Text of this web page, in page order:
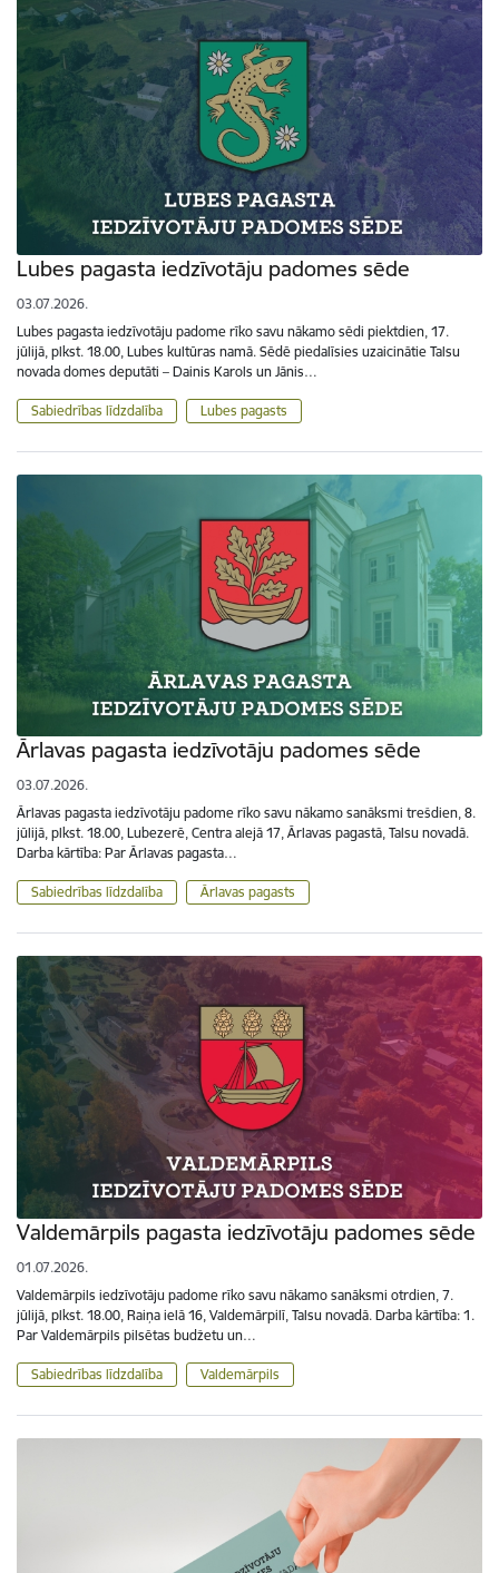
Lubes pagasta iedzīvotāju padomes sēde
03.07.2026.
Lubes pagasta iedzīvotāju padome rīko savu nākamo sēdi piektdien, 17.
jūlijā, plkst. 18.00, Lubes kultūras namā. Sēdē piedalīsies uzaicinātie Talsu
novada domes deputāti – Dainis Karols un Jānis…
Sabiedrības līdzdalība Lubes pagasts
Ārlavas pagasta iedzīvotāju padomes sēde
03.07.2026.
Ārlavas pagasta iedzīvotāju padome rīko savu nākamo sanāksmi trešdien, 8.
jūlijā, plkst. 18.00, Lubezerē, Centra alejā 17, Ārlavas pagastā, Talsu novadā.
Darba kārtība: Par Ārlavas pagasta…
Sabiedrības līdzdalība Ārlavas pagasts
Valdemārpils pagasta iedzīvotāju padomes sēde
01.07.2026.
Valdemārpils iedzīvotāju padome rīko savu nākamo sanāksmi otrdien, 7.
jūlijā, plkst. 18.00, Raiņa ielā 16, Valdemārpilī, Talsu novadā. Darba kārtība: 1.
Par Valdemārpils pilsētas budžetu un…
Sabiedrības līdzdalība Valdemārpils